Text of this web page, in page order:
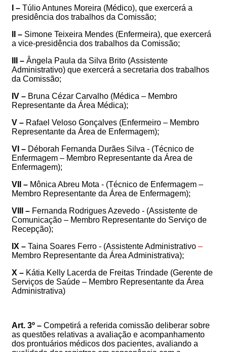
I – Túlio Antunes Moreira (Médico), que exercerá a
presidência dos trabalhos da Comissão;
II – Simone Teixeira Mendes (Enfermeira), que exercerá
a vice-presidência dos trabalhos da Comissão;
III – Ângela Paula da Silva Brito (Assistente
Administrativo) que exercerá a secretaria dos trabalhos
da Comissão;
IV – Bruna Cézar Carvalho (Médica – Membro
Representante da Área Médica);
V – Rafael Veloso Gonçalves (Enfermeiro – Membro
Representante da Área de Enfermagem);
VI – Déborah Fernanda Durães Silva - (Técnico de
Enfermagem – Membro Representante da Área de
Enfermagem);
VII – Mônica Abreu Mota - (Técnico de Enfermagem –
Membro Representante da Área de Enfermagem);
VIII – Fernanda Rodrigues Azevedo - (Assistente de
Comunicação – Membro Representante do Serviço de
Recepção);
IX – Taina Soares Ferro - (Assistente Administrativo –
Membro Representante da Área Administrativa);
X – Kátia Kelly Lacerda de Freitas Trindade (Gerente de
Serviços de Saúde – Membro Representante da Área
Administrativa)
Art. 3º – Competirá a referida comissão deliberar sobre
as questões relativas a avaliação e acompanhamento
dos prontuários médicos dos pacientes, avaliando a